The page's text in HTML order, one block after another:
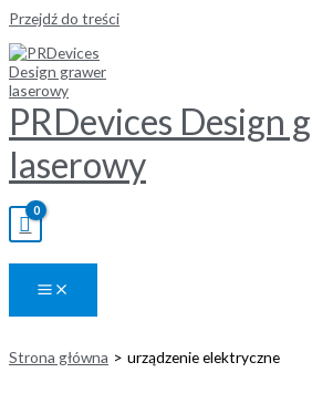
Przejdź do treści
PRDevices Design
laserowy
Strona główna urządzenie elektryczne